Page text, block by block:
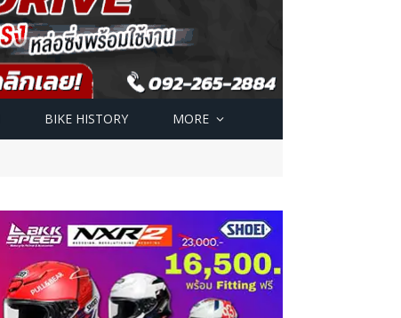
BIKE HISTORY MORE